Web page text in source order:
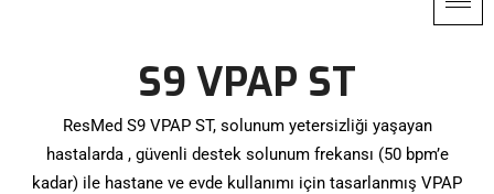
S9 VPAP ST
ResMed S9 VPAP ST, solunum yetersizliği yaşayan
hastalarda , güvenli destek solunum frekansı (50 bpm’e
kadar) ile hastane ve evde kullanımı için tasarlanmış VPAP